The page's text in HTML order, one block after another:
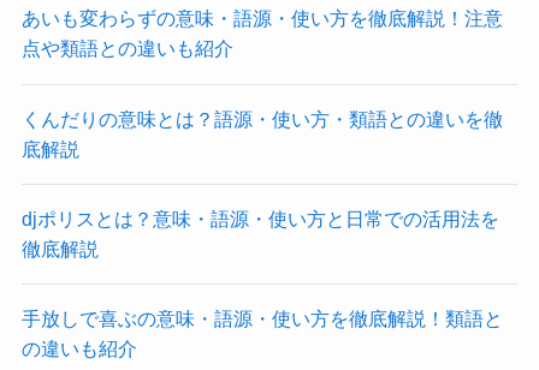
あいも変わらずの意味・語源・使い方を徹底解説！注意
点や類語との違いも紹介
くんだりの意味とは？語源・使い方・類語との違いを徹
底解説
djポリスとは？意味・語源・使い方と日常での活用法を
徹底解説
手放しで喜ぶの意味・語源・使い方を徹底解説！類語と
の違いも紹介